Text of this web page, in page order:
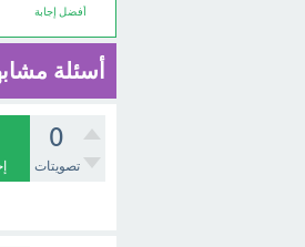
أفضل إجابة
أسئلة
0
تصويتات